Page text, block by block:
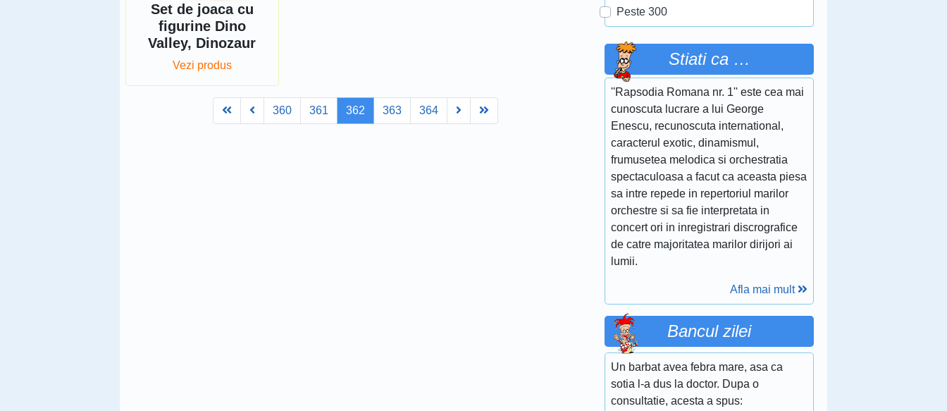
Set de joaca cu
figurine Dino
Valley, Dinozaur
Vezi produs
FirstPrev360 361 362 363 364 Next
Peste 300
Stiati ca …
''Rapsodia Romana nr. 1'' este cea mai
cunoscuta lucrare a lui George
Enescu, recunoscuta international,
caracterul exotic, dinamismul,
frumusetea melodica si orchestratia
spectaculoasa a facut ca aceasta piesa
sa intre repede in repertoriul marilor
orchestre si sa fie interpretata in
concert ori in inregistrari discrografice
de catre majoritatea marilor dirijori ai
lumii.
Afla mai mult
Bancul zilei
Un barbat avea febra mare, asa ca
sotia l-a dus la doctor. Dupa o
consultatie, acesta a spus: